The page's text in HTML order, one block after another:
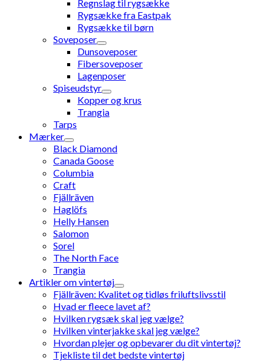
Regnslag til rygsække
Rygsække fra Eastpak
Rygsække til børn
Soveposer
Dunsoveposer
Fibersoveposer
Lagenposer
Spiseudstyr
Kopper og krus
Trangia
Tarps
Mærker
Black Diamond
Canada Goose
Columbia
Craft
Fjällräven
Haglöfs
Helly Hansen
Salomon
Sorel
The North Face
Trangia
Artikler om vintertøj
Fjällräven: Kvalitet og tidløs friluftslivsstil
Hvad er fleece lavet af?
Hvilken rygsæk skal jeg vælge?
Hvilken vinterjakke skal jeg vælge?
Hvordan plejer og opbevarer du dit vintertøj?
Tjekliste til det bedste vintertøj